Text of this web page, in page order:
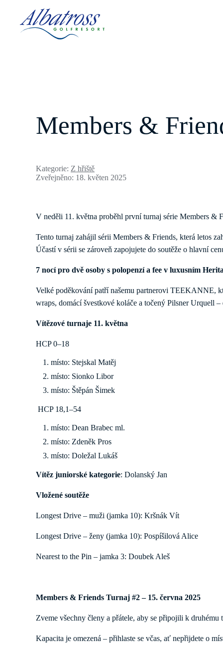
Members &
Kategorie: Z hřiště
Zveřejněno: 18. květen 2025
V neděli 11. května proběhl první turnaj série Members &
Tento turnaj zahájil sérii Members & Friends, která letos
Účastí v sérii se zároveň zapojujete do soutěže o hlavní
7 nocí pro dvě osoby s polopenzí a fee v luxusním
Velké poděkování patří našemu partnerovi TEEKANNE,
wraps, domácí švestkové koláče a točený Pilsner Urquell
Vítězové turnaje 11. května
HCP 0–18
místo: Stejskal Matěj
místo: Sionko Libor
místo: Štěpán Šimek
HCP 18,1–54
místo: Dean Brabec ml.
místo: Zdeněk Pros
místo: Doležal Lukáš
Vítěz juniorské kategorie: Dolanský Jan
Vložené soutěže
Longest Drive – muži (jamka 10): Kršnák Vít
Longest Drive – ženy (jamka 10): Pospíšilová Alice
Nearest to the Pin – jamka 3: Doubek Aleš
Members & Friends Turnaj #2 – 15. června 2025
Zveme všechny členy a přátele, aby se připojili k druhému
Kapacita je omezená – přihlaste se včas, ať nepřijdete o